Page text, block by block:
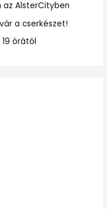
AlsterCityben
a cserkészet!
19 órától